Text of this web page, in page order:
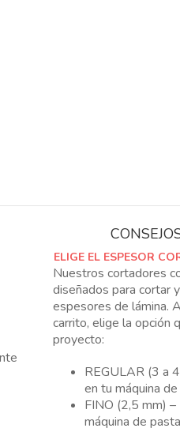
ELIGE EL ESPESOR
Nuestros cortadores
diseñados para cortar
espesores de lámina.
carrito, elige la opción
proyecto:
REGULAR (3 a
en tu máquina
FINO (2,5 mm)
máquina de